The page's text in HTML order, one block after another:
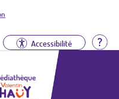
Accessibilité